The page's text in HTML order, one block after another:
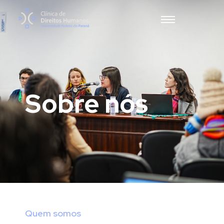
Sobre nós
Quem somos